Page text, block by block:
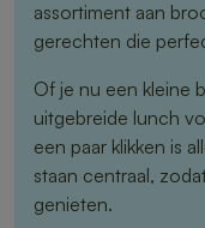
assortiment aan
gerechten die
Of je nu een kleine
uitgebreide lunch
een paar klikken is
staan centraal,
genieten.